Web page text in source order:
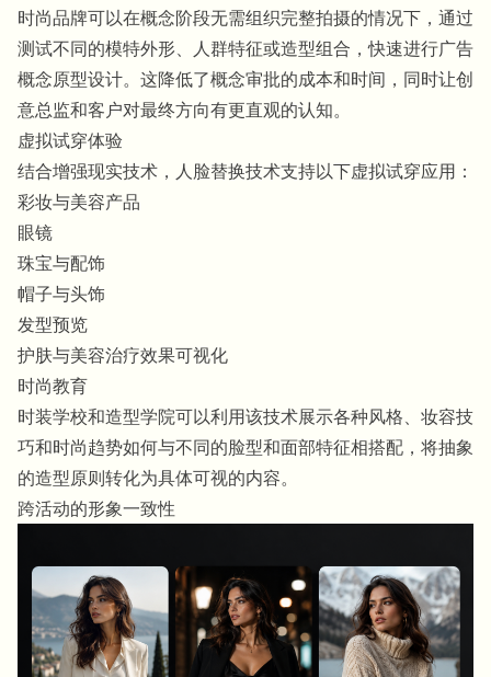
时尚品牌可以在概念阶段无需组织完整拍摄的情况下，通过
测试不同的模特外形、人群特征或造型组合，快速进行广告
概念原型设计。这降低了概念审批的成本和时间，同时让创
意总监和客户对最终方向有更直观的认知。
虚拟试穿体验
结合增强现实技术，人脸替换技术支持以下虚拟试穿应用：
彩妆与美容产品
眼镜
珠宝与配饰
帽子与头饰
发型预览
护肤与美容治疗效果可视化
时尚教育
时装学校和造型学院可以利用该技术展示各种风格、妆容技
巧和时尚趋势如何与不同的脸型和面部特征相搭配，将抽象
的造型原则转化为具体可视的内容。
跨活动的形象一致性